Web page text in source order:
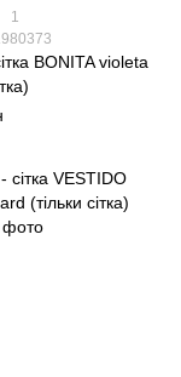
1
BONITA violeta